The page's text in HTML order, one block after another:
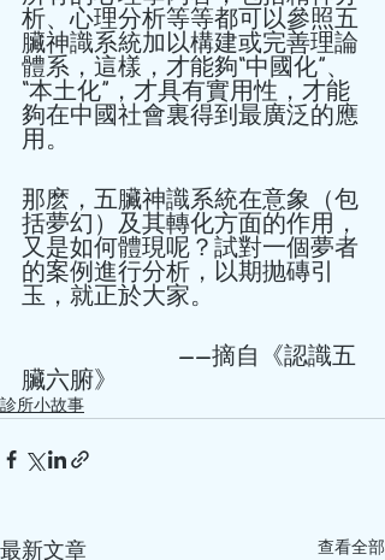
析、心理分析等等都可以參照五
臟神識系統加以構建或完善理論
體系，這樣，才能夠“中國化”、
“本土化”，才具有實用性，才能
夠在中國社會裏得到最廣泛的應
用。
那麽，五臟神識系統在意象（包
括夢幻）及其轉化方面的作用，
又是如何體現呢？試對一個夢者
的案例進行分析，以期抛磚引
玉，就正於大家。
臟六腑》
診所小故事
最新文章 查看全部